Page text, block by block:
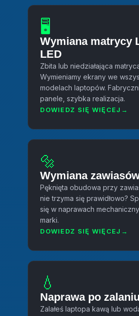
🖥️
Wymiana matrycy
LED
Zbita lub niedziałająca
Wymieniamy ekrany we
modelach laptopów.
panele, szybka realizacja.
DOWIEDZ SIĘ WIĘCEJ
🔩
Wymiana
Pęknięta obudowa przy
nie trzyma się prawidłowo?
się w naprawach
marki.
DOWIEDZ SIĘ WIĘCEJ
💧
Naprawa po zalaniu
Zalałeś laptopa kawą lub